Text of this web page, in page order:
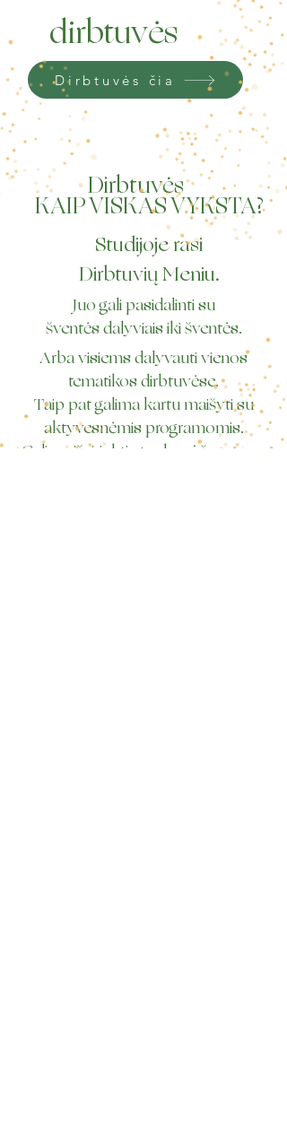
dirbtuvės
Dirbtuvės čia
Dirbtuvės
KAIP VISKAS VYKSTA?
Juo gali pasidalinti su
šventės dalyviais iki šventės.
Galima išsirinkti atvykus į šventę.
Arba visiems dalyvauti vienos
tematikos dirbtuvėse.
Taip pat galima kartu maišyti su
aktyvesnėmis programomis.
Studijoje rasi
Dirbtuvių Meniu.